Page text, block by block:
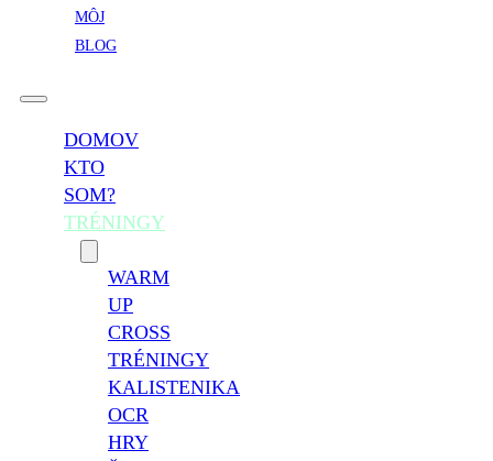
MÔJ
BLOG
DOMOV
KTO
SOM?
TRÉNINGY
WARM
UP
CROSS
TRÉNINGY
KALISTENIKA
OCR
HRY